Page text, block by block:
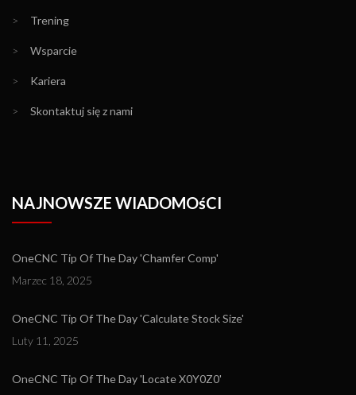
> Trening
> Wsparcie
> Kariera
> Skontaktuj się z nami
NAJNOWSZE WIADOMOśCI
OneCNC Tip Of The Day 'Chamfer Comp'
Marzec 18, 2025
OneCNC Tip Of The Day 'Calculate Stock Size'
Luty 11, 2025
OneCNC Tip Of The Day 'Locate X0Y0Z0'